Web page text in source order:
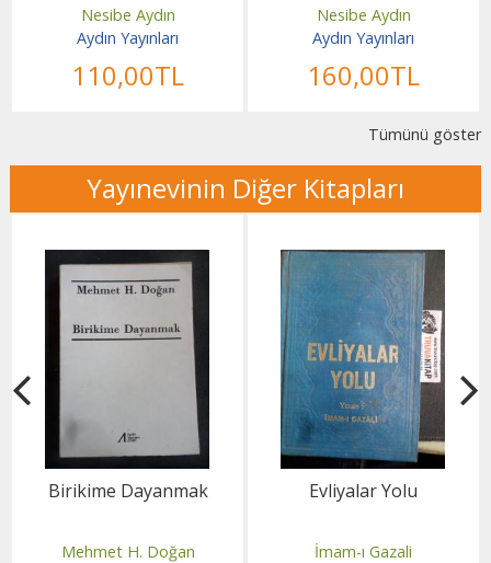
Nesibe Aydın
Aydın Yayınları
110,00TL
Nesibe Aydın
Aydın Yayınları
160,00TL
Tümünü göster
Yayınevinin Diğer Kitapları
Birikime Dayanmak
Mehmet H. Doğan
Evliyalar Yolu
İmam-ı Gazali